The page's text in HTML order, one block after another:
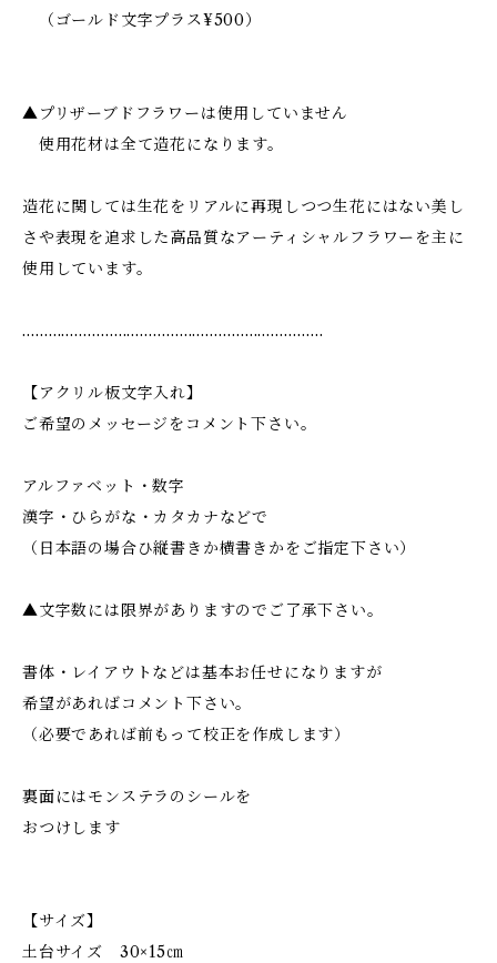
（ゴールド文字プラス¥500）
▲プリザーブドフラワーは使用していません
使用花材は全て造花になります。
造花に関しては生花をリアルに再現しつつ生花にはない美し
さや表現を追求した高品質なアーティシャルフラワーを主に
使用しています。
……………………………………………………………
【アクリル板文字入れ】
ご希望のメッセージをコメント下さい。
アルファベット・数字
漢字・ひらがな・カタカナなどで
（日本語の場合ひ縦書きか横書きかをご指定下さい）
▲文字数には限界がありますのでご了承下さい。
書体・レイアウトなどは基本お任せになりますが
希望があればコメント下さい。
（必要であれば前もって校正を作成します）
裏面にはモンステラのシールを
おつけします
【サイズ】
土台サイズ 30×15㎝